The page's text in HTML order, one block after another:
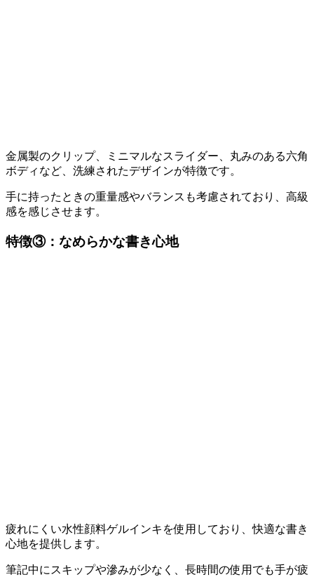
金属製のクリップ、ミニマルなスライダー、丸みのある六角
ボディなど、洗練されたデザインが特徴です。
手に持ったときの重量感やバランスも考慮されており、高級
感を感じさせます。
特徴③： なめらかな書き心地
疲れにくい水性顔料ゲルインキを使用しており、快適な書き
心地を提供します。
筆記中にスキップや滲みが少なく、長時間の使用でも手が疲